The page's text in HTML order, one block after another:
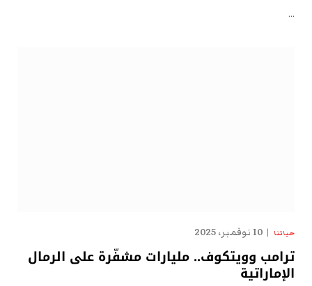
…
حياتنا 10 نوفمبر، 2025
ترامب وويتكوف.. مليارات مشفّرة على الرمال
الإماراتية